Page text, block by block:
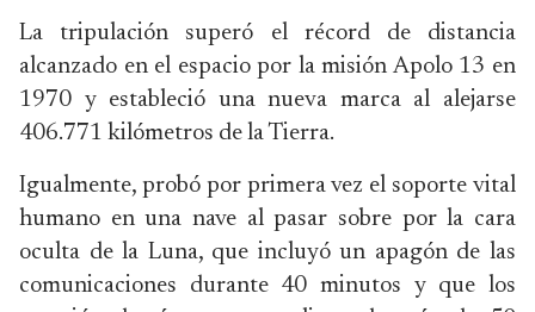
La tripulación superó el récord de distancia
alcanzado en el espacio por la misión Apolo 13 en
1970 y estableció una nueva marca al alejarse
406.771 kilómetros de la Tierra.
Igualmente, probó por primera vez el soporte vital
humano en una nave al pasar sobre por la cara
oculta de la Luna, que incluyó un apagón de las
comunicaciones durante 40 minutos y que los